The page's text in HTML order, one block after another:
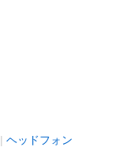
ヘッドフォン